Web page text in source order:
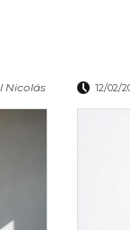
Nicolás 12/02/